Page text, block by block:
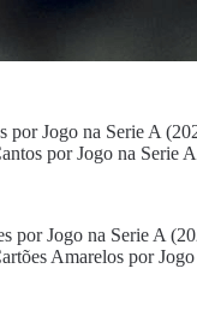
por Jogo na Serie A
por Jogo na Serie
por Jogo na Serie A
Amarelos por